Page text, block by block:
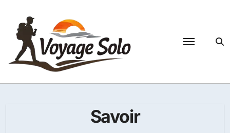
contenu
Savoir